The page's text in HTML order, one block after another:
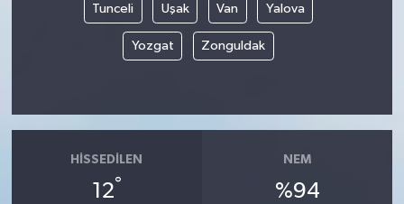
Tunceli Uşak Van Yalova
Yozgat Zonguldak
HISSEDILEN
12°
NEM
%94